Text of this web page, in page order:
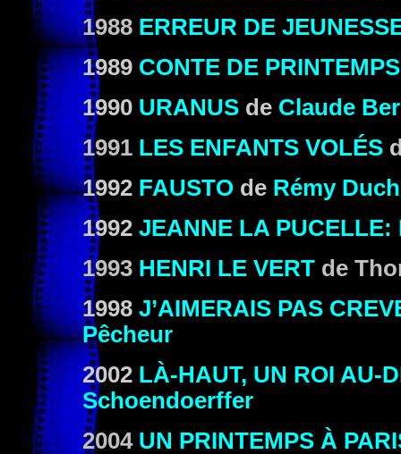
1988 ERREUR DE
1989 CONTE DE PRINTEMPS
1990 URANUS de Claude
1991 LES ENFANTS VOLÉS
1992 FAUSTO de Rémy
1992 JEANNE LA PUCELLE:
1993 HENRI LE VERT de
1998 J’AIMERAIS PAS
Pêcheur
2002 LÀ-HAUT, UN ROI AU-
Schoendoerffer
2004 UN PRINTEMPS À